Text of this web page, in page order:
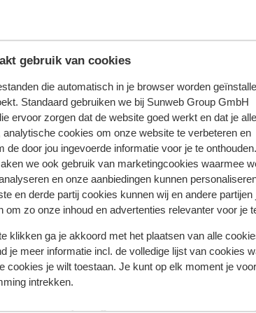
gebruik van cookies
die automatisch in je browser worden
Standaard gebruiken we bij Sunweb Group GmbH
ervoor zorgen dat de website goed werkt en dat je
analytische cookies om onze website te verbeteren en
de door jou ingevoerde informatie voor je te
we ook gebruik van marketingcookies waarmee
en onze aanbiedingen kunnen
en derde partij cookies kunnen wij en andere partijen
om zo onze inhoud en advertenties relevanter voor je
klikken ga je akkoord met het plaatsen van alle
je meer informatie incl. de volledige lijst van cookies
cookies je wilt toestaan. Je kunt op elk moment je
intrekken.
ons product eerlijk weergeven.
Meest geboekt door met
Fantastisch